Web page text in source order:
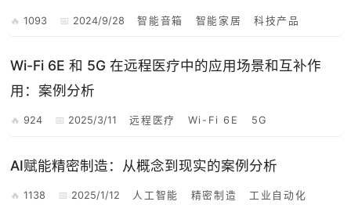
1093 2024/9/28 智能音箱 智能家居 科技产品
Wi-Fi 6E 和 5G 在远程医疗中的应用场景和互补作
用：案例分析
924 2025/3/11 远程医疗 Wi-Fi 6E 5G
AI赋能精密制造：从概念到现实的案例分析
1138 2025/1/12 人工智能 精密制造 工业自动化